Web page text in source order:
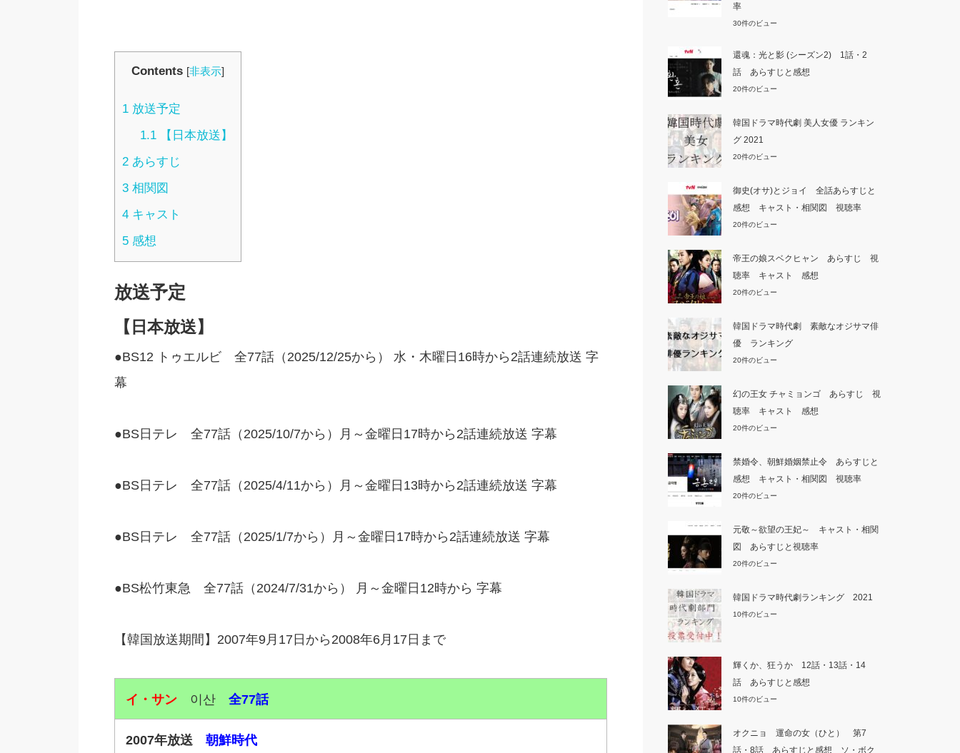
Contents [非表示]
1放送予定
1.1 【日本放送】
2あらすじ
3相関図
4キャスト
5感想
放送予定
【日本放送】
●BS12 トゥエルビ 全77話（2025/12/25から） 水・木曜日16時から2話連続放送 字
幕
●BS日テレ 全77話（2025/10/7から）月～金曜日17時から2話連続放送 字幕
●BS日テレ 全77話（2025/4/11から）月～金曜日13時から2話連続放送 字幕
●BS日テレ 全77話（2025/1/7から）月～金曜日17時から2話連続放送 字幕
●BS松竹東急 全77話（2024/7/31から） 月～金曜日12時から 字幕
【韓国放送期間】2007年9月17日から2008年6月17日まで
イ・サン이산 全77話
2007年放送 朝鮮時代
率
30件のビュー
還魂：光と影 (シーズン2) 1話・2
話 あらすじと感想
20件のビュー
韓国ドラマ時代劇 美人女優 ランキン
グ 2021
20件のビュー
御史(オサ)とジョイ 全話あらすじと
感想 キャスト・相関図 視聴率
20件のビュー
帝王の娘スベクヒャン あらすじ 視
聴率 キャスト 感想
20件のビュー
韓国ドラマ時代劇 素敵なオジサマ俳
優 ランキング
20件のビュー
幻の王女 チャミョンゴ あらすじ 視
聴率 キャスト 感想
20件のビュー
禁婚令、朝鮮婚姻禁止令 あらすじと
感想 キャスト・相関図 視聴率
20件のビュー
元敬～欲望の王妃～ キャスト・相関
図 あらすじと視聴率
20件のビュー
韓国ドラマ時代劇ランキング 2021
10件のビュー
輝くか、狂うか 12話・13話・14
話 あらすじと感想
10件のビュー
オクニョ 運命の女（ひと） 第7
話・8話 あらすじと感想 ソ・ボク